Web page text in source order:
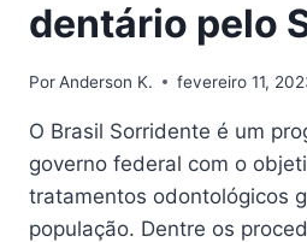
dentário pelo
PorAnderson K. fevereiro 11,
O Brasil Sorridente é um
governo federal com o
tratamentos odontológicos
população. Dentre os